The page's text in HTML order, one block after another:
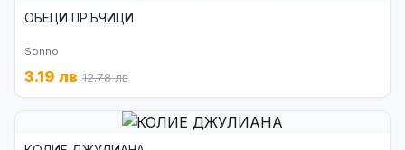
ОБЕЦИ ПРЪЧИЦИ
Sonno
3.19 лв 12.78 лв